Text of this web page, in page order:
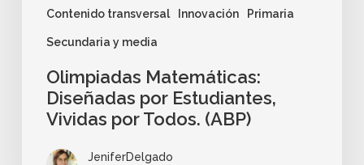
Contenido transversal Innovación Primaria
Secundaria y media
Olimpiadas Matemáticas:
Diseñadas por Estudiantes,
Vividas por Todos. (ABP)
JeniferDelgado